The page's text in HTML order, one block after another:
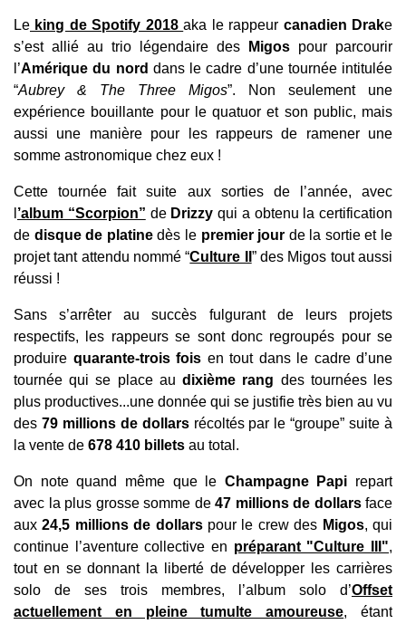
Le king de Spotify 2018aka le rappeur canadien Drake
s’est allié au trio légendaire des Migos pour parcourir
l’Amérique du nord dans le cadre d’une tournée intitulée
“Aubrey & The Three Migos”. Non seulement une
expérience bouillante pour le quatuor et son public, mais
aussi une manière pour les rappeurs de ramener une
somme astronomique chez eux !
Cette tournée fait suite aux sorties de l’année, avec
’album “Scorpion” deDrizzy qui a obtenu la certification
de disque de platinedès lepremier jour de la sortie et le
projet tant attendu nommé “Culture II ” des Migos tout aussi
réussi !
Sans s’arrêter au succès fulgurant de leurs projets
respectifs, les rappeurs se sont donc regroupés pour se
produire quarante-trois fois en tout dans le cadre d’une
tournée qui se place audixième rang des tournées les
plus productives...une donnée qui se justifie très bien au vu
des 79 millions de dollarsrécoltés par le “groupe” suite à
la vente de 678 410 billets au total.
On note quand même que le Champagne Papi repart
avec la plus grosse somme de47 millions de dollarsface
aux24,5 millions de dollarspour le crew des Migos, qui
continue l’aventure collective en préparant "Culture III",
tout en se donnant la liberté de développer les carrières
solo de ses trois membres, l’album solo d’Offset
actuellement en pleine tumulte amoureuse, étant